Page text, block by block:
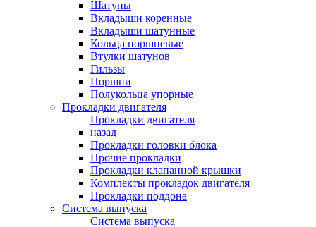
Шатуны
Вкладыши коренные
Вкладыши шатунные
Кольца поршневые
Втулки шатунов
Гильзы
Поршни
Полукольца упорные
Прокладки двигателя
Прокладки двигателя
назад
Прокладки головки блока
Прочие прокладки
Прокладки клапанной крышки
Комплекты прокладок двигателя
Прокладки поддона
Система выпуска
Система выпуска